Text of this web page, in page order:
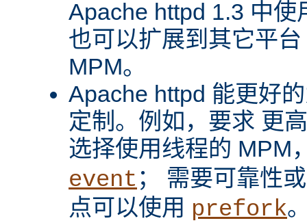
Apache httpd 1.3 中使
也可以扩展到其它平
MPM。
Apache httpd 能更好
定制。例如，要求 更
选择使用线程的 MPM
event ； 需要可靠性
点可以使用 prefork